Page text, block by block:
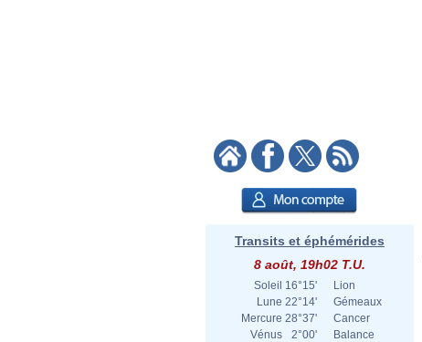
Transits et éphémérides
8 août, 19h02 T.U.
Soleil 16°15'
Lion
Lune 22°14'
Gémeaux
Mercure 28°37'
Cancer
Vénus
2°00'
Balance